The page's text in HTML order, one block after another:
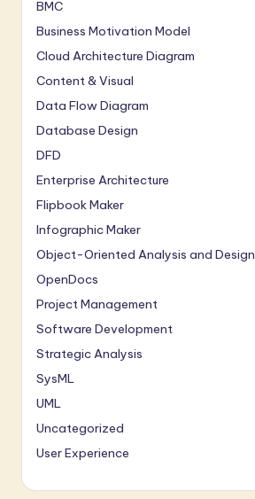
BMC
Business Motivation Model
Cloud Architecture Diagram
Content & Visual
Data Flow Diagram
Database Design
DFD
Enterprise Architecture
Flipbook Maker
Infographic Maker
Object-Oriented Analysis and Design
OpenDocs
Project Management
Software Development
Strategic Analysis
SysML
UML
Uncategorized
User Experience